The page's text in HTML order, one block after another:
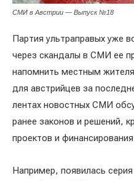
СМИ в Австрии — Выпуск №18
Партия ультраправых уже
через скандалы в СМИ ее
напомнить местным
для австрийцев за
лентах новостных СМИ
ранее законов и решений,
проектов и
Например, появилась